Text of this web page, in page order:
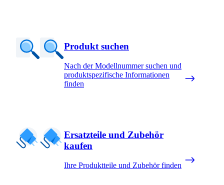
Produkt suchen
Nach der Modellnummer suchen und
produktspezifische Informationen
finden
Ersatzteile und Zubehör
kaufen
Ihre Produktteile und Zubehör finden